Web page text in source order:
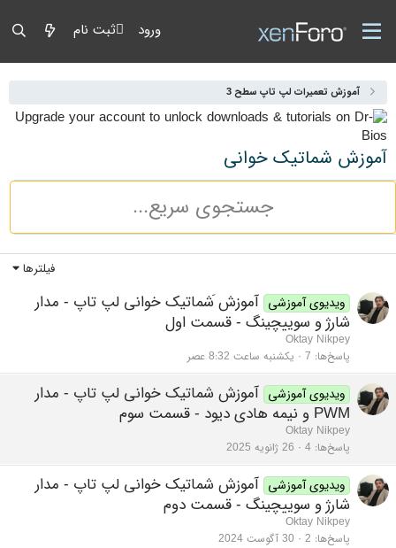
ورود ثبت نام
آموزش تعمیرات لپ تاپ سطح 3
آموزش شماتیک خوانی
فیلترها
ویدیوی آموزشی آموزش َشماتیک خوانی لپ تاپ - مدار
شارژ و سوییچینگ - قسمت اول
Oktay Nikpey
پاسخ‌ها 7 یکشنبه ساعت 8:32 عصر
ویدیوی آموزشی آموزش شماتیک خوانی لپ تاپ - مدار
PWM و نیمه هادی دیود - قسمت سوم
Oktay Nikpey
پاسخ‌ها 4 26 ژانویه 2025
ویدیوی آموزشی آموزش شماتیک خوانی لپ تاپ - مدار
شارژ و سوییچینگ - قسمت دوم
Oktay Nikpey
پاسخ‌ها 2 30 آگوست 2024